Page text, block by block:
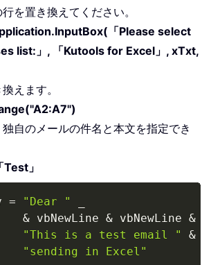
を置き換えてください。
「Please select
list:」, 「Kutools for Excel」, xTxt,
えます。
自のメールの件名と本文を指定でき
」
= "Dear "
& vbNewLine & vbNewLine &
"This is a test email "
&
"sending in Excel"